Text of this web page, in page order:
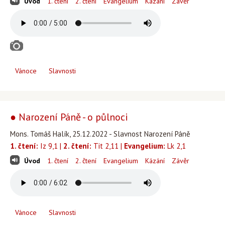
Vánoce Slavnosti
● Narození Páně - o půlnoci
Mons. Tomáš Halík, 25.12.2022 - Slavnost Narození Páně
1. čtení: Iz 9,1 | 2. čtení: Tit 2,11 | Evangelium: Lk 2,1
Úvod 1. čtení 2. čtení Evangelium Kázání Závěr
Vánoce Slavnosti